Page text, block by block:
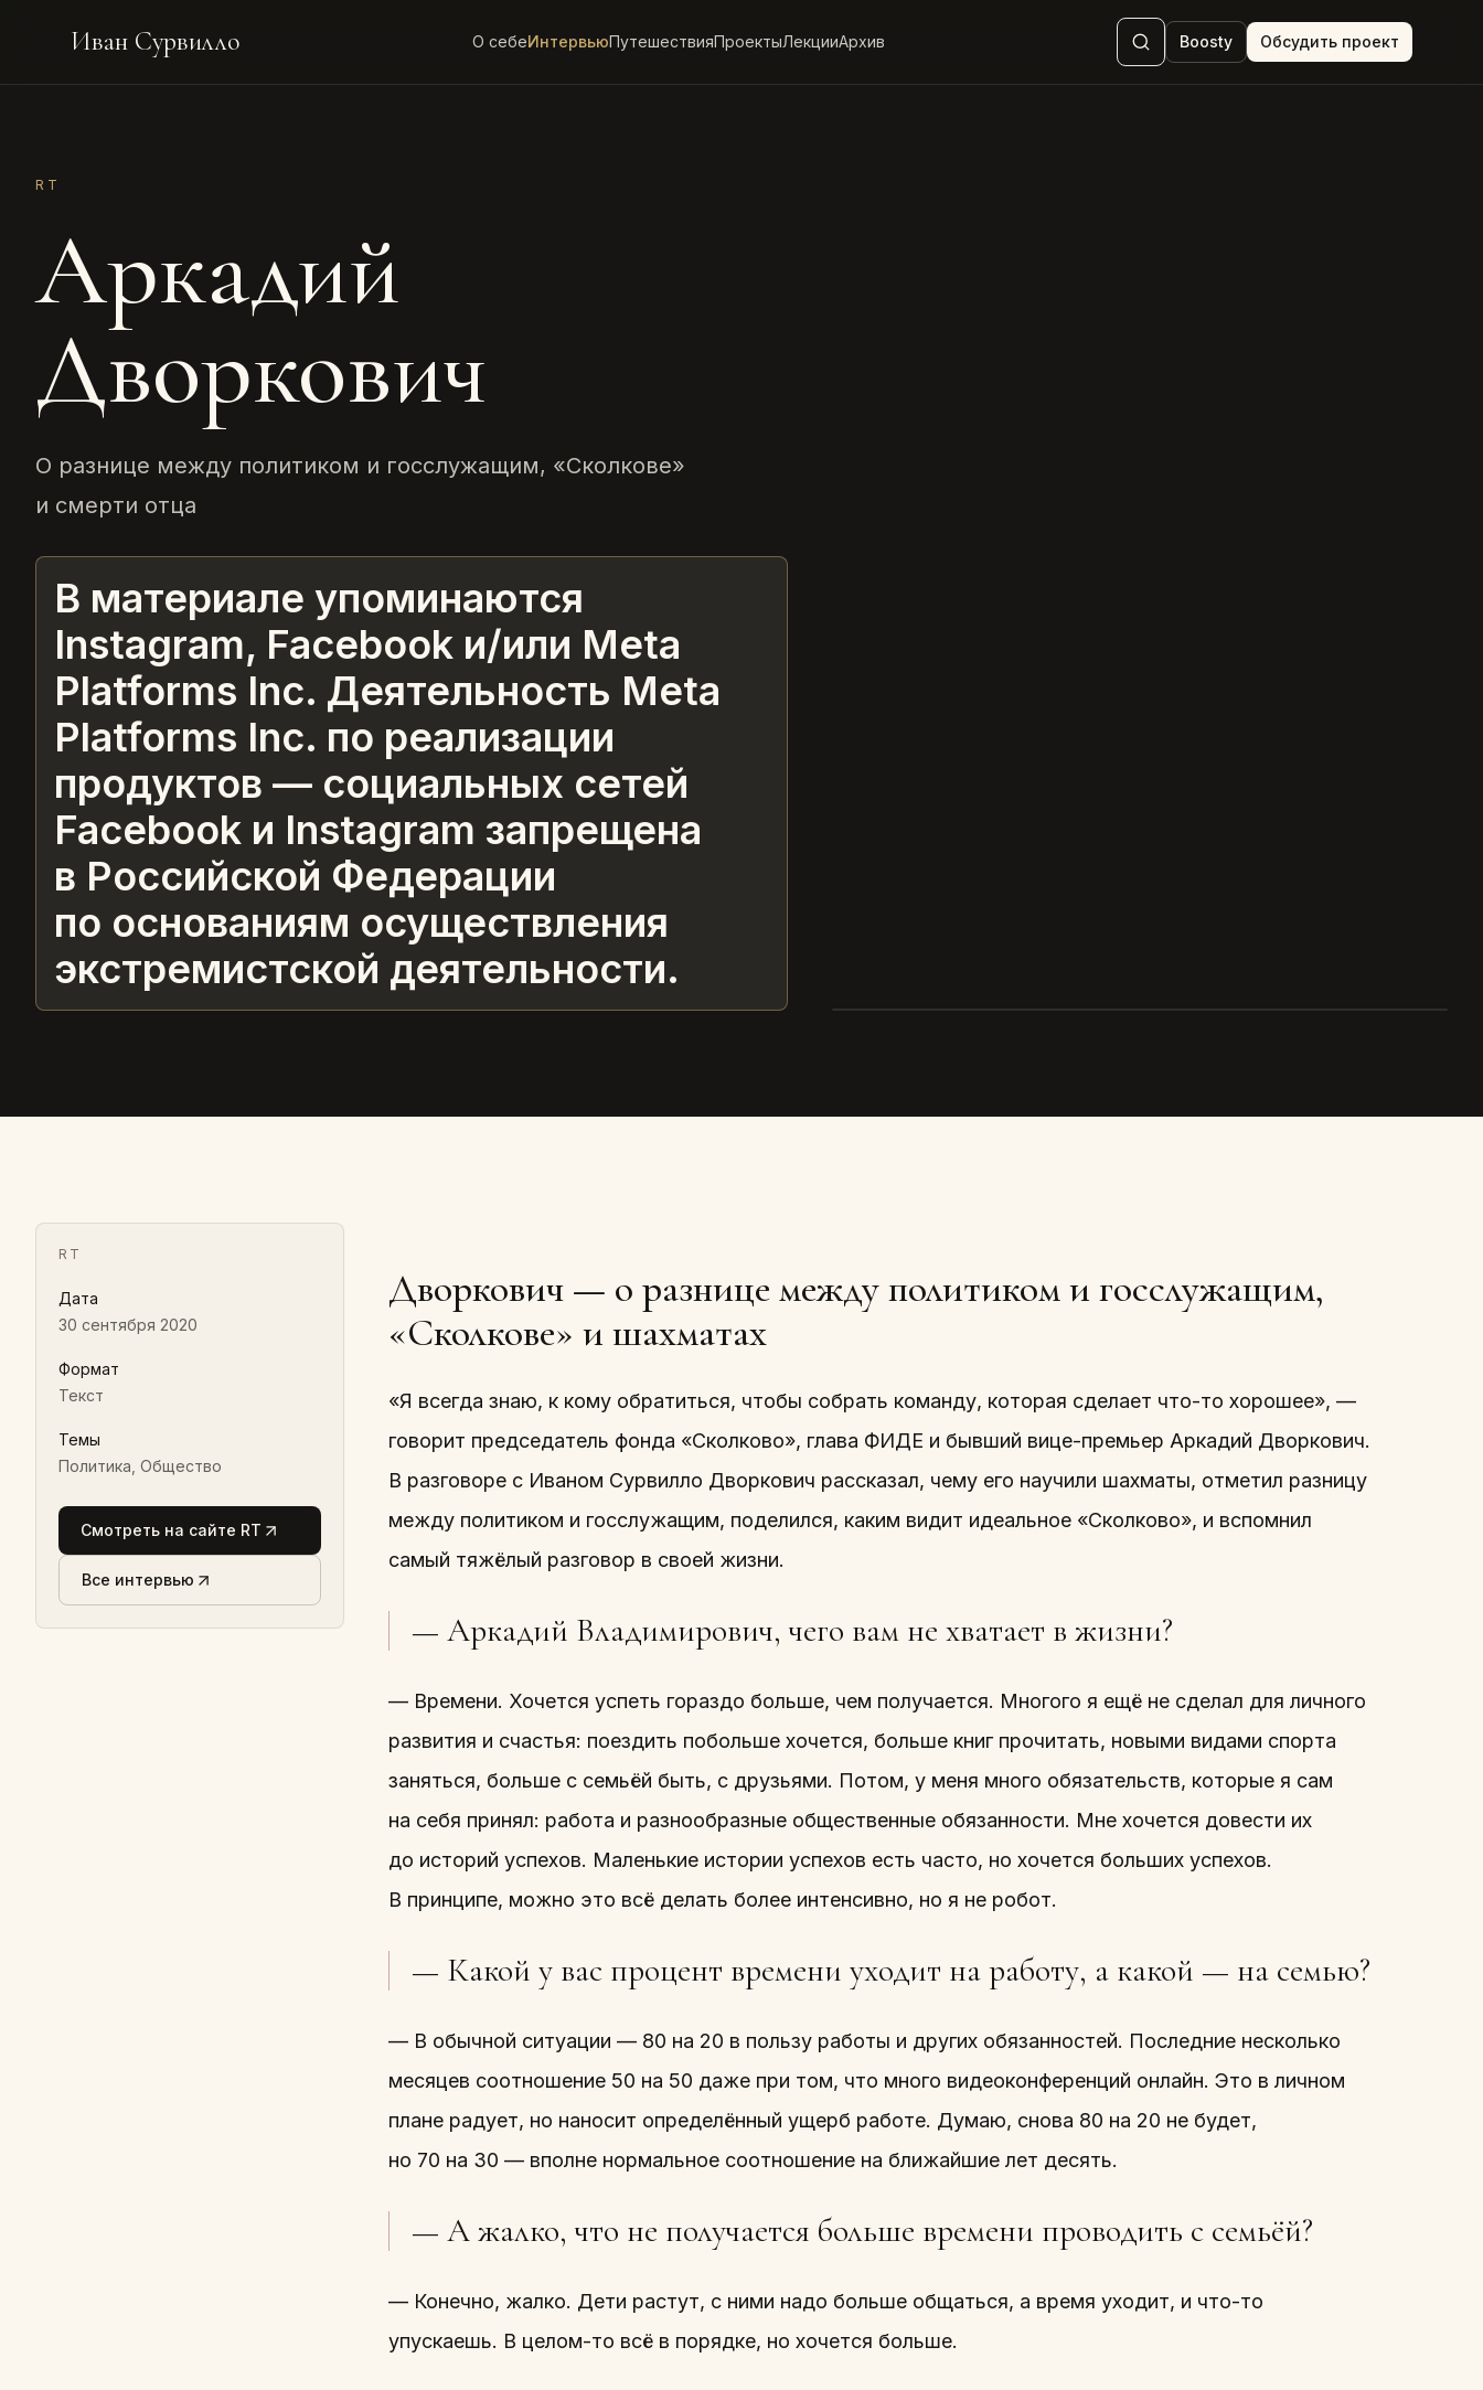
Иван Сурвилло О себеИнтервьюПутешествияПроектыЛекцииАрхив Boosty Обсудить проект
RT
Аркадий
Дворкович
О разнице между политиком и госслужащим, «Сколкове»
и смерти отца
В материале упоминаются
Instagram, Facebook и/или Meta
Platforms Inc. Деятельность Meta
Platforms Inc. по реализации
продуктов — социальных сетей
Facebook и Instagram запрещена
в Российской Федерации
по основаниям осуществления
экстремистской деятельности.
RT
Дата
30 сентября 2020
Формат
Текст
Темы
Политика, Общество
Смотреть на сайте RT
Все интервью
Дворкович — о разнице между политиком и госслужащим,
«Сколкове» и шахматах
«Я всегда знаю, к кому обратиться, чтобы собрать команду, которая сделает что-то хорошее», —
говорит председатель фонда «Сколково», глава ФИДЕ и бывший вице-премьер Аркадий Дворкович.
В разговоре с Иваном Сурвилло Дворкович рассказал, чему его научили шахматы, отметил разницу
между политиком и госслужащим, поделился, каким видит идеальное «Сколково», и вспомнил
самый тяжёлый разговор в своей жизни.
— Аркадий Владимирович, чего вам не хватает в жизни?
— Времени. Хочется успеть гораздо больше, чем получается. Многого я ещё не сделал для личного
развития и счастья: поездить побольше хочется, больше книг прочитать, новыми видами спорта
заняться, больше с семьёй быть, с друзьями. Потом, у меня много обязательств, которые я сам
на себя принял: работа и разнообразные общественные обязанности. Мне хочется довести их
до историй успехов. Маленькие истории успехов есть часто, но хочется больших успехов.
В принципе, можно это всё делать более интенсивно, но я не робот.
— Какой у вас процент времени уходит на работу, а какой — на семью?
— В обычной ситуации — 80 на 20 в пользу работы и других обязанностей. Последние несколько
месяцев соотношение 50 на 50 даже при том, что много видеоконференций онлайн. Это в личном
плане радует, но наносит определённый ущерб работе. Думаю, снова 80 на 20 не будет,
но 70 на 30 — вполне нормальное соотношение на ближайшие лет десять.
— А жалко, что не получается больше времени проводить с семьёй?
— Конечно, жалко. Дети растут, с ними надо больше общаться, а время уходит, и что-то
упускаешь. В целом-то всё в порядке, но хочется больше.